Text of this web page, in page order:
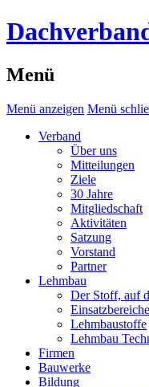
Menü
Menü anzeigen Menü
Verband
Über uns
Mitteilungen
Ziele
30 Jahre
Mitgliedschaft
Aktivitäten
Satzung
Vorstand
Partner
Lehmbau
Der Stoff, auf
Einsatzbereiche
Lehmbaustoffe
Lehmbau
Firmen
Bauwerke
Bildung